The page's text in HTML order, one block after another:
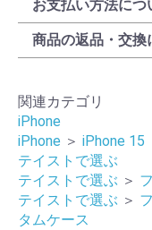
お支払い方法につ
商品の返品・交換
関連カテゴリ
iPhone
iPhone ＞ iPhone 15
テイストで選ぶ
テイストで選ぶ ＞
テイストで選ぶ ＞
タムケース